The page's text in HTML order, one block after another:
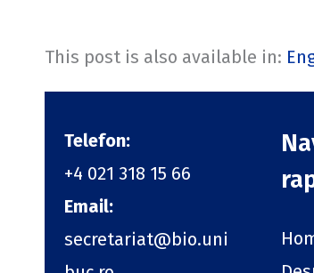
This post is also available in:
Telefon:
+4 021 318 15 66
Email:
secretariat@bio.uni